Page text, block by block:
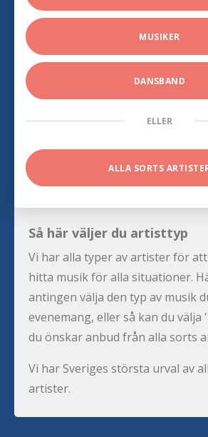
MUSIKER
DANSBAND
ELLER
ALLA SORTS
Så här väljer du artisttyp
Vi har alla typer av artister för
hitta musik för alla situationer.
antingen välja den typ av musik
evenemang, eller så kan du välja
du önskar anbud från alla sorts
Vi har Sveriges största urval av
artister.